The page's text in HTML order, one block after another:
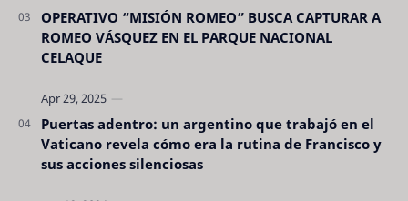
OPERATIVO “MISIÓN ROMEO” BUSCA CAPTURAR A
ROMEO VÁSQUEZ EN EL PARQUE NACIONAL
CELAQUE
Puertas adentro: un argentino que trabajó en el
Vaticano revela cómo era la rutina de Francisco y
sus acciones silenciosas